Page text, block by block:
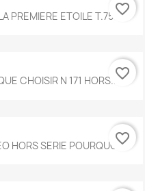
Aperçu rapide
PREMIERE ETOILE T.755favorite_border
Aperçu rapide
CHOISIR N 171 HORS...favorite_border
Aperçu rapide
HORS SERIE POURQUOI...
favorite_border